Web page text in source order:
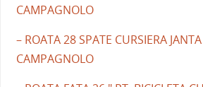
CAMPAGNOLO
– ROATA 28 SPATE CURSIERA
CAMPAGNOLO